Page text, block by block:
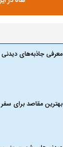
معرفی جاذبه‌های
بهترین مقاصد برای سفر